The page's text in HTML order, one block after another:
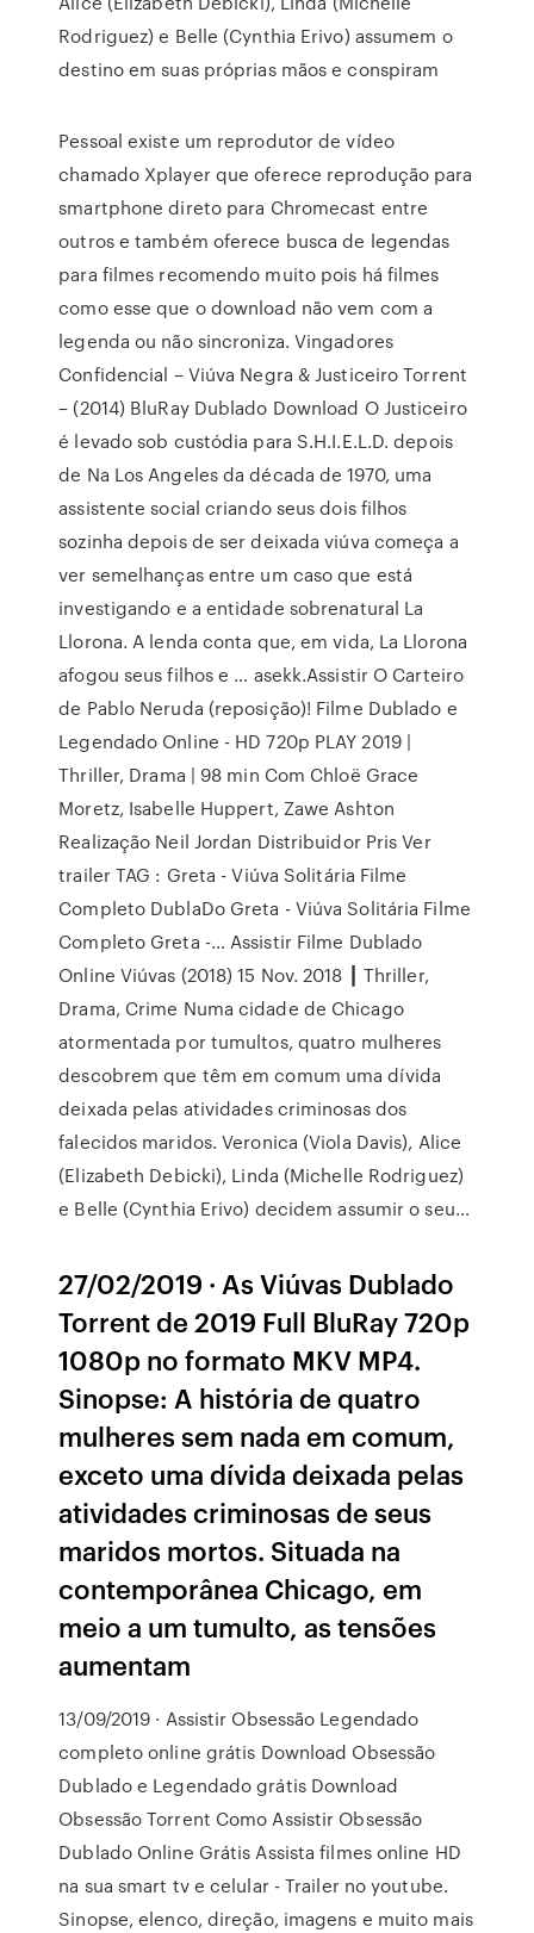
Rodriguez) e Belle (Cynthia Erivo) assumem o
destino em suas próprias mãos e conspiram
Pessoal existe um reprodutor de vídeo
chamado Xplayer que oferece reprodução para
smartphone direto para Chromecast entre
outros e também oferece busca de legendas
para filmes recomendo muito pois há filmes
como esse que o download não vem com a
legenda ou não sincroniza. Vingadores
Confidencial – Viúva Negra & Justiceiro Torrent
– (2014) BluRay Dublado Download O Justiceiro
é levado sob custódia para S.H.I.E.L.D. depois
de Na Los Angeles da década de 1970, uma
assistente social criando seus dois filhos
sozinha depois de ser deixada viúva começa a
ver semelhanças entre um caso que está
investigando e a entidade sobrenatural La
Llorona. A lenda conta que, em vida, La Llorona
afogou seus filhos e … asekk.Assistir O Carteiro
de Pablo Neruda (reposição)! Filme Dublado e
Legendado Online - HD 720p PLAY 2019 |
Thriller, Drama | 98 min Com Chloë Grace
Moretz, Isabelle Huppert, Zawe Ashton
Realização Neil Jordan Distribuidor Pris Ver
trailer TAG : Greta - Viúva Solitária Filme
Completo DublaDo Greta - Viúva Solitária Filme
Completo Greta -… Assistir Filme Dublado
Online Viúvas (2018) 15 Nov. 2018 ┃ Thriller,
Drama, Crime Numa cidade de Chicago
atormentada por tumultos, quatro mulheres
descobrem que têm em comum uma dívida
deixada pelas atividades criminosas dos
falecidos maridos. Veronica (Viola Davis), Alice
(Elizabeth Debicki), Linda (Michelle Rodriguez)
e Belle (Cynthia Erivo) decidem assumir o seu…
27/02/2019 · As Viúvas Dublado
Torrent de 2019 Full BluRay 720p
1080p no formato MKV MP4.
Sinopse: A história de quatro
mulheres sem nada em comum,
exceto uma dívida deixada pelas
atividades criminosas de seus
maridos mortos. Situada na
contemporânea Chicago, em
meio a um tumulto, as tensões
aumentam
13/09/2019 · Assistir Obsessão Legendado
completo online grátis Download Obsessão
Dublado e Legendado grátis Download
Obsessão Torrent Como Assistir Obsessão
Dublado Online Grátis Assista filmes online HD
na sua smart tv e celular - Trailer no youtube.
Sinopse, elenco, direção, imagens e muito mais